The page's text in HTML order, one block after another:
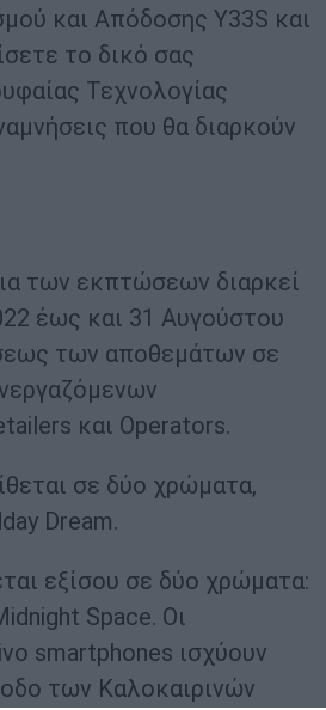
και Απόδοσης Υ33S και
το δικό σας
Τεχνολογίας
που θα διαρκούν
των εκπτώσεων διαρκεί
έως και 31 Αυγούστου
των αποθεμάτων σε
και Operators.
σε δύο χρώματα,
Dream.
εξίσου σε δύο χρώματα:
Space. Οι
smartphones ισχύουν
των Καλοκαιρινών